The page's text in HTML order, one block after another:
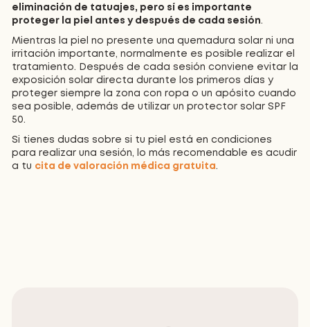
eliminación de tatuajes, pero sí es importante
proteger la piel antes y después de cada sesión.
Mientras la piel no presente una quemadura solar ni una
irritación importante, normalmente es posible realizar el
tratamiento. Después de cada sesión conviene evitar la
exposición solar directa durante los primeros días y
proteger siempre la zona con ropa o un apósito cuando
sea posible, además de utilizar un protector solar SPF
50.
Si tienes dudas sobre si tu piel está en condiciones
para realizar una sesión, lo más recomendable es acudir
a tu cita de valoración médica gratuita.